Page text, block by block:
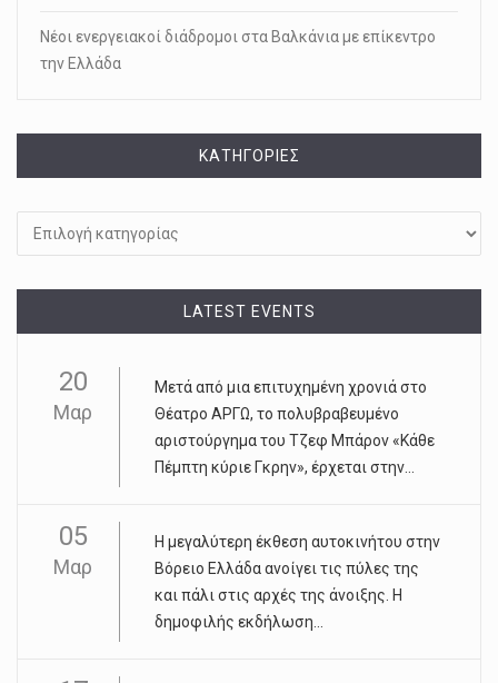
Νέοι ενεργειακοί διάδρομοι στα Βαλκάνια με επίκεντρο
την Ελλάδα
KΑΤΗΓΟΡΊΕΣ
LATEST EVENTS
20
Μαρ
Μετά από μια επιτυχημένη χρονιά στο
Θέατρο ΑΡΓΩ, το πολυβραβευμένο
αριστούργημα του Τζεφ Μπάρον «Κάθε
Πέμπτη κύριε Γκρην», έρχεται στην...
05
Μαρ
Η μεγαλύτερη έκθεση αυτοκινήτου στην
Βόρειο Ελλάδα ανοίγει τις πύλες της
και πάλι στις αρχές της άνοιξης. Η
δημοφιλής εκδήλωση...